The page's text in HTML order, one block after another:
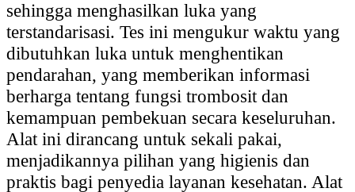
sehingga menghasilkan luka yang
terstandarisasi. Tes ini mengukur waktu yang
dibutuhkan luka untuk menghentikan
pendarahan, yang memberikan informasi
berharga tentang fungsi trombosit dan
kemampuan pembekuan secara keseluruhan.
Alat ini dirancang untuk sekali pakai,
menjadikannya pilihan yang higienis dan
praktis bagi penyedia layanan kesehatan. Alat